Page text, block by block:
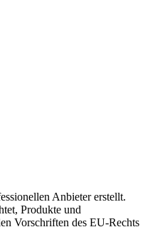
Anbieter erstellt.
Produkte und
Vorschriften des EU-Rechts